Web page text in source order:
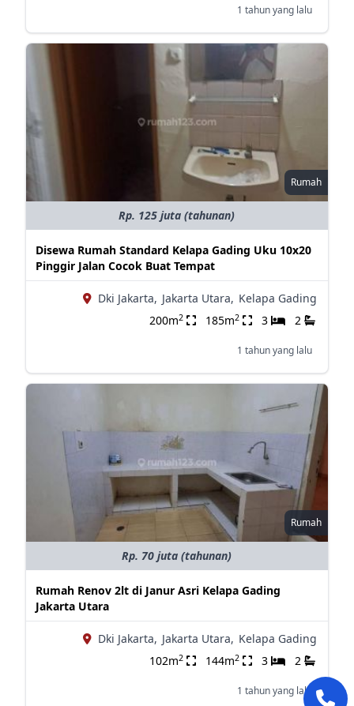
1 tahun yang lalu
Rumah
Rp. 125 juta (tahunan)
Disewa Rumah Standard Kelapa Gading Uku 10x20
Pinggir Jalan Cocok Buat Tempat
Dki Jakarta, Jakarta Utara, Kelapa Gading
200m2 185m2 3 2
1 tahun yang lalu
Rumah
Rp. 70 juta (tahunan)
Rumah Renov 2lt di Janur Asri Kelapa Gading
Jakarta Utara
Dki Jakarta, Jakarta Utara, Kelapa Gading
102m2 144m2 3 2
1 tahun yang lalu